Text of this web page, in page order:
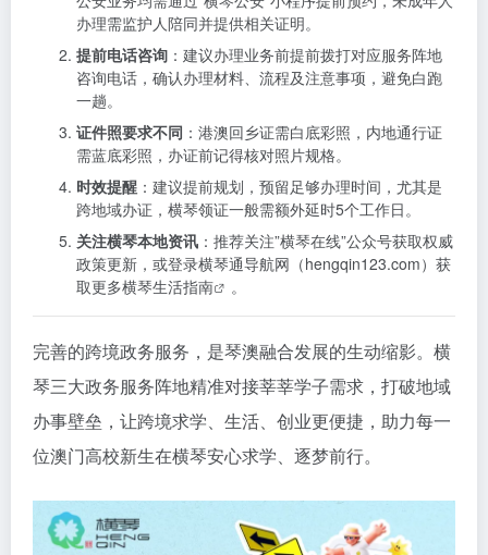
办理需监护人陪同并提供相关证明。
提前电话咨询 ：建议办理业务前提前拨打对应服务阵地
咨询电话，确认办理材料、流程及注意事项，避免白跑
一趟。
证件照要求不同 ：港澳回乡证需白底彩照，内地通行证
需蓝底彩照，办证前记得核对照片规格。
时效提醒 ：建议提前规划，预留足够办理时间，尤其是
跨地域办证，横琴领证一般需额外延时5个工作日。
关注横琴本地资讯 ：推荐关注”横琴在线”公众号获取权威
政策更新，或登录横琴通导航网（hengqin123.com）获
取更多横琴生活指南 。
完善的跨境政务服务，是琴澳融合发展的生动缩影。横
琴三大政务服务阵地精准对接莘莘学子需求，打破地域
办事壁垒，让跨境求学、生活、创业更便捷，助力每一
位澳门高校新生在横琴安心求学、逐梦前行。